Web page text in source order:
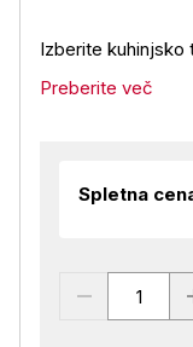
Izberite kuhinjsko
Preberite več
Spletna